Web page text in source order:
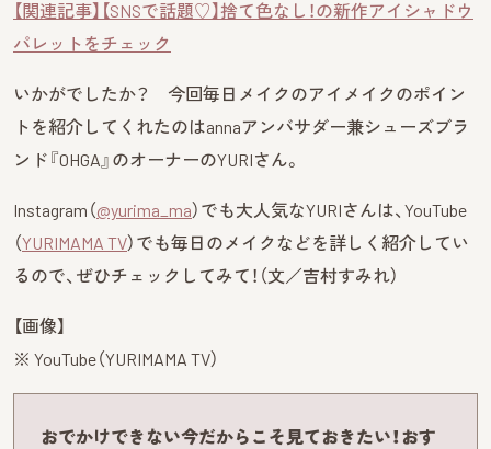
【関連記事】【SNSで話題♡】捨て色なし！の新作アイシャドウ
パレットをチェック
いかがでしたか？ 今回毎日メイクのアイメイクのポイン
トを紹介してくれたのはannaアンバサダー兼シューズブラ
ンド『OHGA』のオーナーのYURIさん。
Instagram（@yurima_ma）でも大人気なYURIさんは、YouTube
（YURIMAMA TV）でも毎日のメイクなどを詳しく紹介してい
るので、ぜひチェックしてみて！（文／吉村すみれ）
【画像】
※ YouTube（YURIMAMA TV）
おでかけできない今だからこそ見ておきたい！おす